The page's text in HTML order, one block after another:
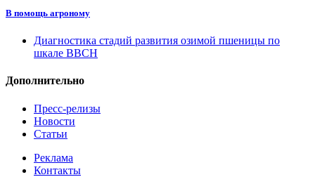
В помощь агроному
Диагностика стадий развития озимой пшеницы по
шкале ВВСН
Дополнительно
Пресс-релизы
Новости
Статьи
Реклама
Контакты